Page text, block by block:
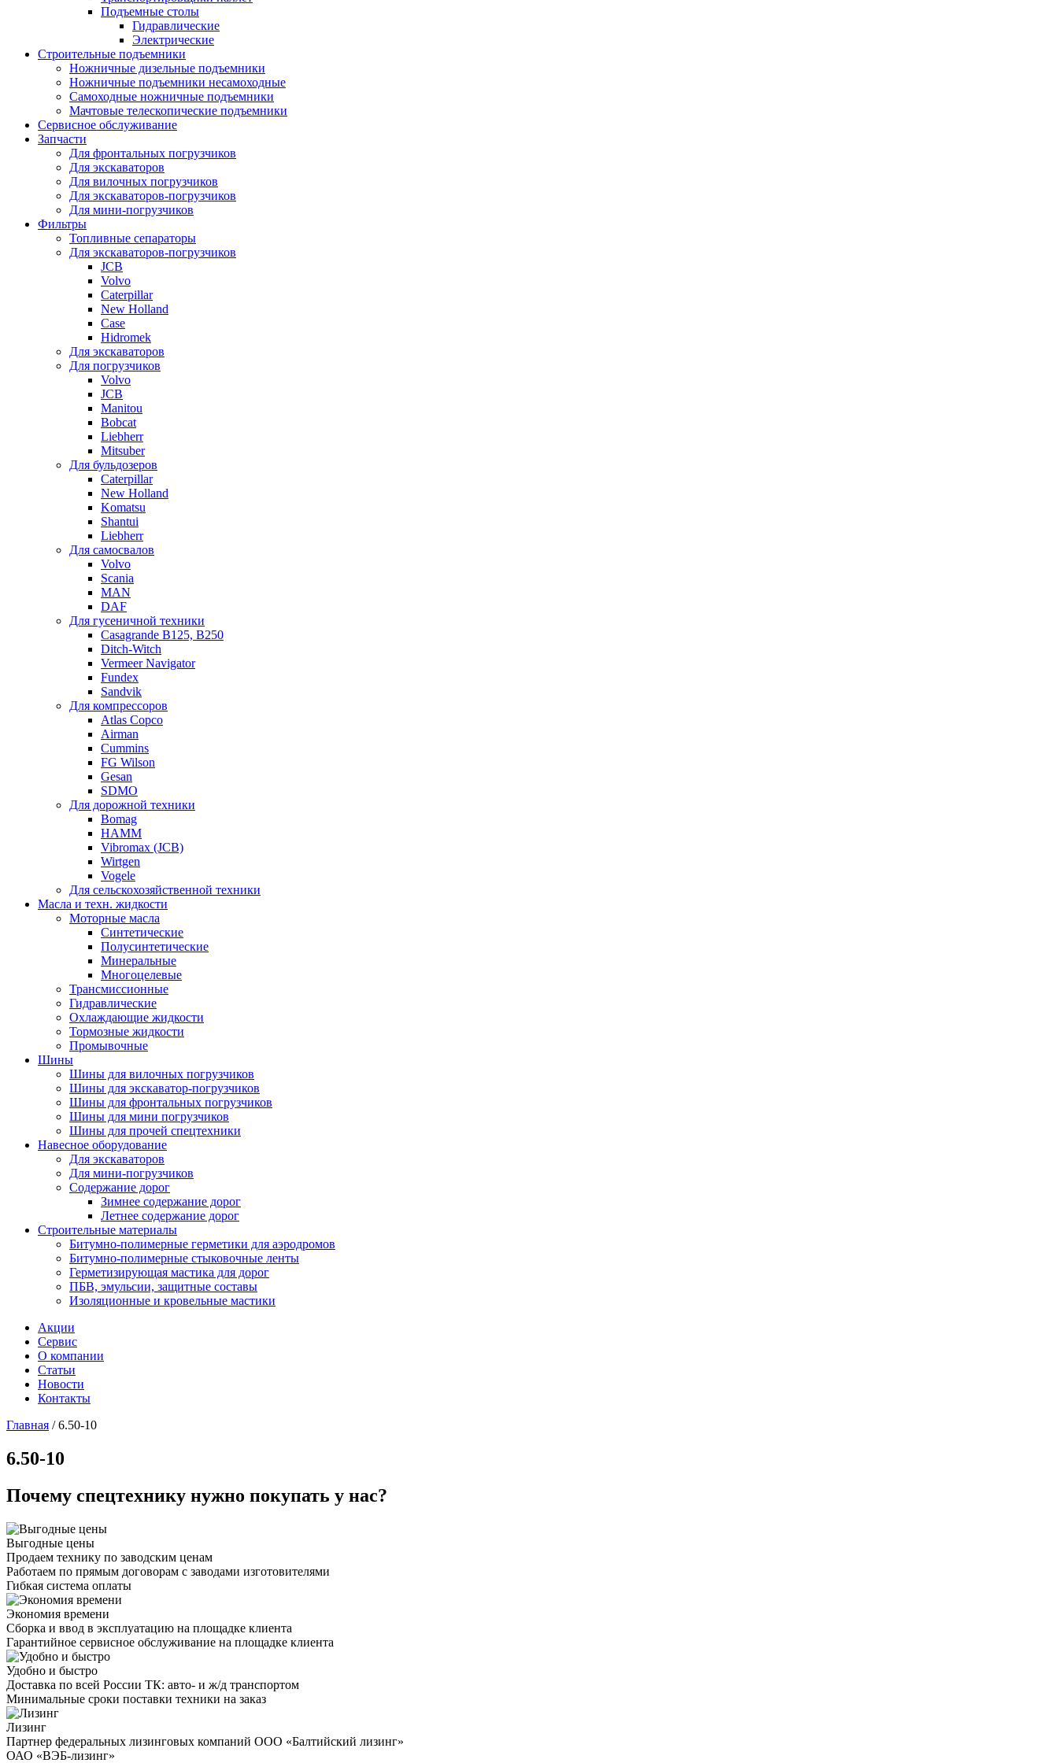
Подъемные столы
Гидравлические
Электрические
Строительные подъемники
Ножничные дизельные подъемники
Ножничные подъемники несамоходные
Самоходные ножничные подъемники
Мачтовые телескопические подъемники
Сервисное обслуживание
Запчасти
Для фронтальных погрузчиков
Для экскаваторов
Для вилочных погрузчиков
Для экскаваторов-погрузчиков
Для мини-погрузчиков
Фильтры
Топливные сепараторы
Для экскаваторов-погрузчиков
JCB
Volvo
Caterpillar
New Holland
Case
Hidromek
Для экскаваторов
Для погрузчиков
Volvo
JCB
Manitou
Bobcat
Liebherr
Mitsuber
Для бульдозеров
Caterpillar
New Holland
Komatsu
Shantui
Liebherr
Для самосвалов
Volvo
Scania
MAN
DAF
Для гусеничной техники
Casagrande B125, B250
Ditch-Witch
Vermeer Navigator
Fundex
Sandvik
Для компрессоров
Atlas Copco
Airman
Cummins
FG Wilson
Gesan
SDMO
Для дорожной техники
Bomag
HAMM
Vibromax (JCB)
Wirtgen
Vogele
Для сельскохозяйственной техники
Масла и техн. жидкости
Моторные масла
Синтетические
Полусинтетические
Минеральные
Многоцелевые
Трансмиссионные
Гидравлические
Охлаждающие жидкости
Тормозные жидкости
Промывочные
Шины
Шины для вилочных погрузчиков
Шины для экскаватор-погрузчиков
Шины для фронтальных погрузчиков
Шины для мини погрузчиков
Шины для прочей спецтехники
Навесное оборудование
Для экскаваторов
Для мини-погрузчиков
Содержание дорог
Зимнее содержание дорог
Летнее содержание дорог
Строительные материалы
Битумно-полимерные герметики для аэродромов
Битумно-полимерные стыковочные ленты
Герметизирующая мастика для дорог
ПБВ, эмульсии, защитные составы
Изоляционные и кровельные мастики
Акции
Сервис
О компании
Статьи
Новости
Контакты
Главная /6.50-10
6.50-10
Почему спецтехнику нужно покупать у нас?
Выгодные цены
Продаем технику по заводским ценам
Работаем по прямым договорам с заводами изготовителями
Гибкая система оплаты
Экономия времени
Сборка и ввод в эксплуатацию на площадке клиента
Гарантийное сервисное обслуживание на площадке клиента
Удобно и быстро
Доставка по всей России ТК: авто- и ж/д транспортом
Минимальные сроки поставки техники на заказ
Лизинг
Партнер федеральных лизинговых компаний ООО «Балтийский лизинг»
ОАО «ВЭБ-лизинг»